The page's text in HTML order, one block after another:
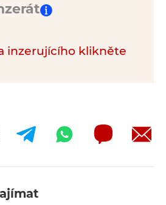
inzerujícího klikněte